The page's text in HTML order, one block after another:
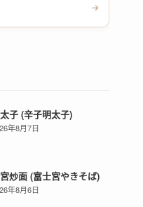
→
子 (辛子明太子)
年8月7日
炒面 (富士宮やきそば)
年8月6日